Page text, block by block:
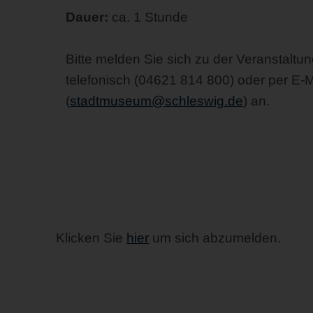
Dauer: ca. 1 Stunde
Bitte melden Sie sich zu der
telefonisch (04621 814 800) oder per E-
(stadtmuseum@schleswig.de) an.
Klicken Sie hier um sich abzumelden.